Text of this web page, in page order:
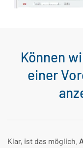
Können
einer
Klar, ist das möglich.